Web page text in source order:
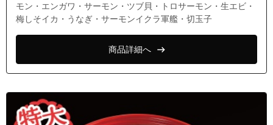
モン・エンガワ・サーモン・ツブ貝・トロサーモン・生エビ・
梅しそイカ・うなぎ・サーモンイクラ軍艦・切玉子
商品詳細へ